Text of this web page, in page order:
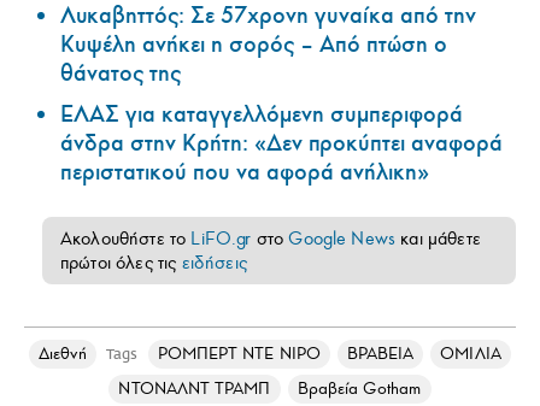
Λυκαβηττός: Σε 57χρονη γυναίκα από την
Κυψέλη ανήκει η σορός – Από πτώση ο
θάνατος της
ΕΛΑΣ για καταγγελλόμενη συμπεριφορά
άνδρα στην Κρήτη: «Δεν προκύπτει αναφορά
περιστατικού που να αφορά ανήλικη»
Ακολουθήστε το LiFO.gr στοGoogle News και μάθετε
πρώτοι όλες τις ειδήσεις
Διεθνή Tags ΡΟΜΠΕΡΤ ΝΤΕ ΝΙΡΟ ΒΡΑΒΕΙΑ
ΟΜΙΛΙΑ
ΝΤΟΝΑΛΝΤ ΤΡΑΜΠ
Bραβεία Gotham